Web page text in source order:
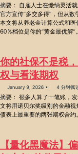
摘要： 自雇人士在缴纳灵活
官方宣传“多交多得”，但从数
本文将从养老金计算公式和
60%档位是你的“黄金最优解”。
你的社保不是税
权与看涨期权
January 9, 2026 4 分钟阅
摘要： 很多人算了一笔账，
文将用诺贝尔奖级别的金融
债表上最重要的两张期权合约。
【量化黑魔法】